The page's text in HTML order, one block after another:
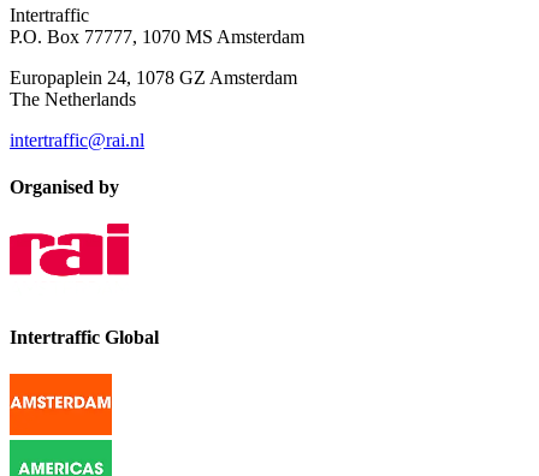
Intertraffic
P.O. Box 77777, 1070 MS Amsterdam
Europaplein 24, 1078 GZ Amsterdam
The Netherlands
intertraffic@rai.nl
Organised by
Intertraffic Global